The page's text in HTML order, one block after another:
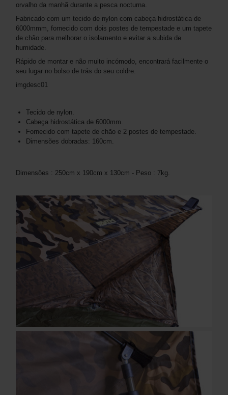
orvalho da manhã durante a pesca nocturna.
Fabricado com um tecido de nylon com cabeça hidrostática de
6000mmm, fornecido com dois postes de tempestade e um tapete
de chão para melhorar o isolamento e evitar a subida de
humidade.
Rápido de montar e não muito incómodo, encontrará facilmente o
seu lugar no bolso de trás do seu coldre.
imgdesc01
Tecido de nylon.
Cabeça hidrostática de 6000mm.
Fornecido com tapete de chão e 2 postes de tempestade.
Dimensões dobradas: 160cm.
Dimensões : 250cm x 190cm x 130cm - Peso : 7kg.